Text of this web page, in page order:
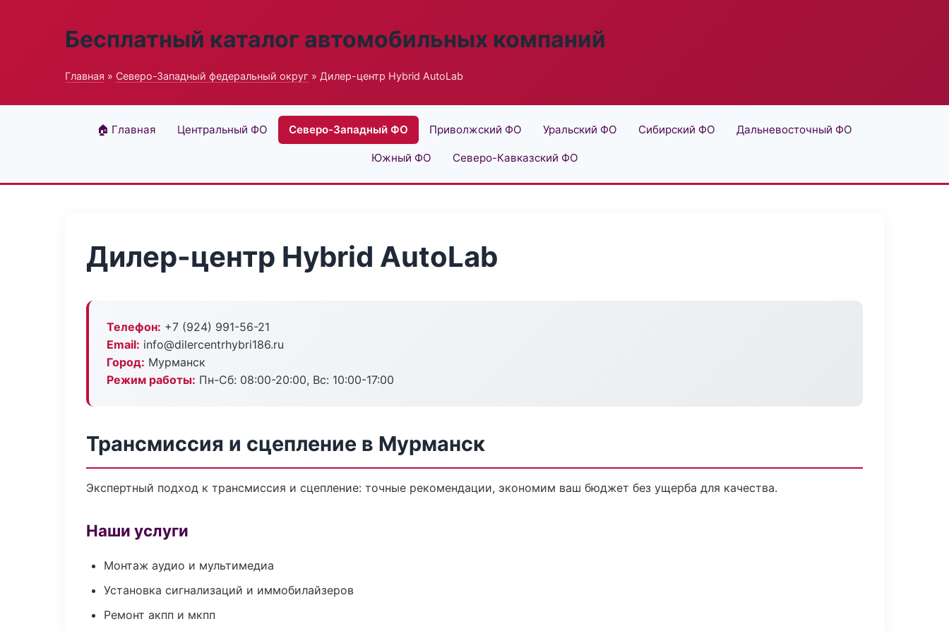
Бесплатный каталог автомобильных компаний
Главная » Северо-Западный федеральный округ » Дилер-центр Hybrid AutoLab
🏠 Главная Центральный ФО Северо-Западный ФО Приволжский ФО Уральский ФО Сибирский ФО Дальневосточный ФО
Южный ФО Северо-Кавказский ФО
Дилер-центр Hybrid AutoLab
Телефон: +7 (924) 991-56-21
Email: info@dilercentrhybri186.ru
Город: Мурманск
Режим работы: Пн-Сб: 08:00-20:00, Вс: 10:00-17:00
Трансмиссия и сцепление в Мурманск
Экспертный подход к трансмиссия и сцепление: точные рекомендации, экономим ваш бюджет без ущерба для качества.
Наши услуги
Монтаж аудио и мультимедиа
Установка сигнализаций и иммобилайзеров
Ремонт акпп и мкпп